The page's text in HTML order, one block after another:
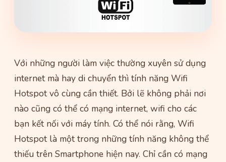
Với những người làm việc thường xuyên sử dụng
internet mà hay di chuyển thì tính năng Wifi
Hotspot vô cùng cần thiết. Bởi lẽ không phải nơi
nào cũng có thể có mạng internet, wifi cho các
bạn kết nối với máy tính. Có thể nói rằng, Wifi
Hotspot là một trong những tính năng không thể
thiếu trên Smartphone hiện nay. Chỉ cần có mạng